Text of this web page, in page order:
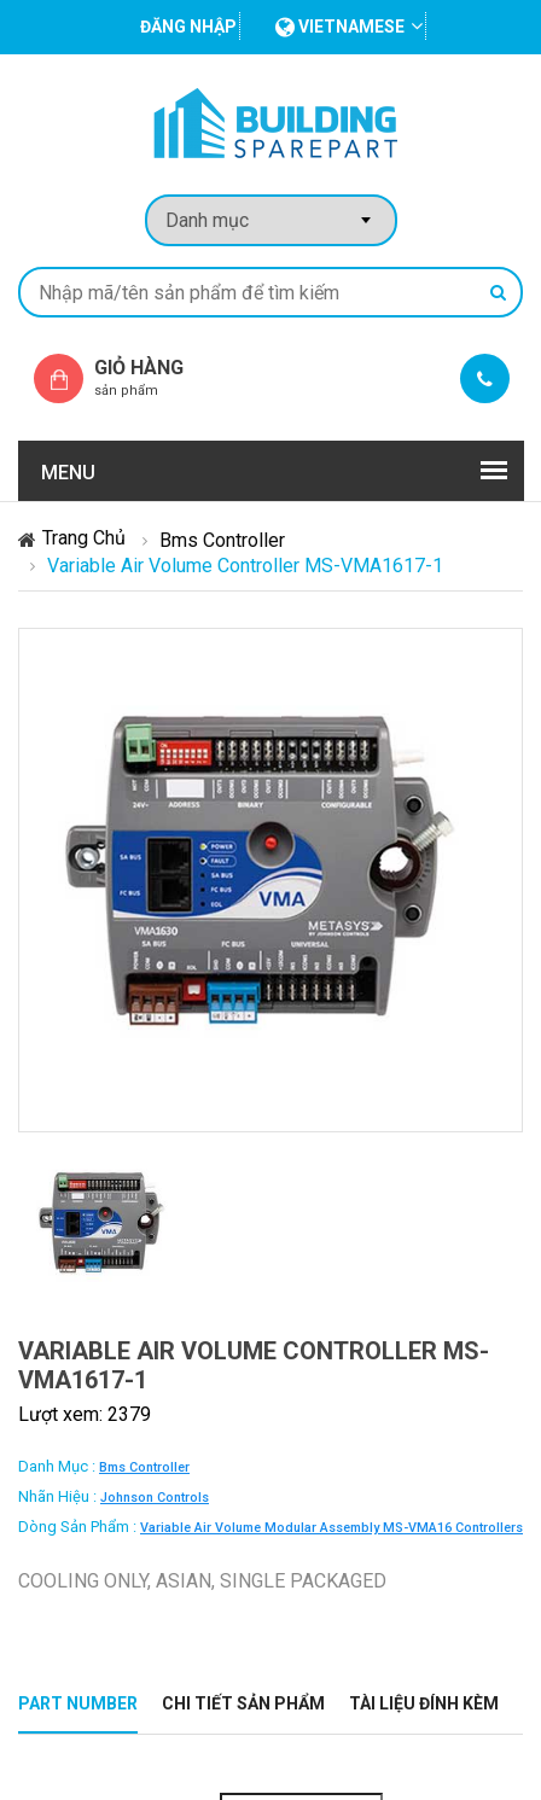
ĐĂNG NHẬP VIETNAMESE
GIỎ HÀNG
sản phẩm
MENU
Trang Chủ
Bms Controller
Variable Air Volume Controller MS-VMA1617-1
VARIABLE AIR VOLUME CONTROLLER MS-
VMA1617-1
Lượt xem: 2379
Danh Mục : Bms Controller
Nhãn Hiệu : Johnson Controls
Dòng Sản Phẩm : Variable Air Volume Modular Assembly MS-VMA16 Controllers
COOLING ONLY, ASIAN, SINGLE PACKAGED
PART NUMBER CHI TIẾT SẢN PHẨM TÀI LIỆU ĐÍNH KÈM